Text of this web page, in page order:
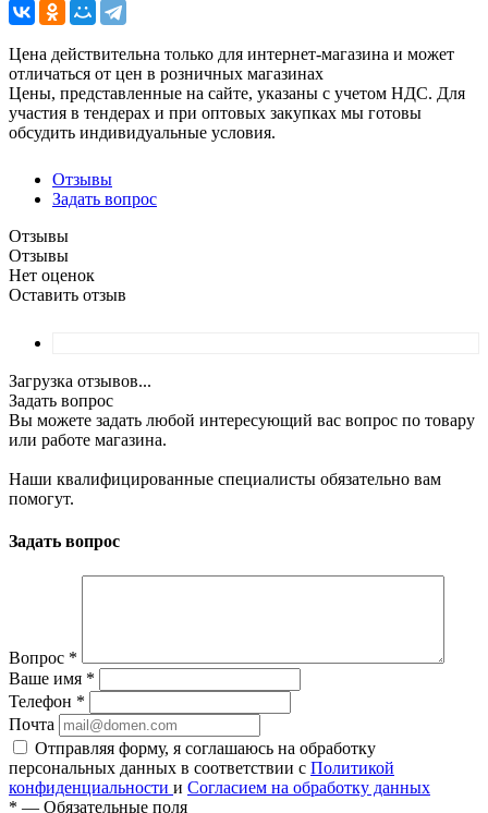
Цена действительна только для интернет-магазина и может
отличаться от цен в розничных магазинах
Цены, представленные на сайте, указаны с учетом НДС. Для
участия в тендерах и при оптовых закупках мы готовы
обсудить индивидуальные условия.
Отзывы
Задать вопрос
Отзывы
Отзывы
Нет оценок
Оставить отзыв
Загрузка отзывов...
Задать вопрос
Вы можете задать любой интересующий вас вопрос по товару
или работе магазина.
Наши квалифицированные специалисты обязательно вам
помогут.
Задать вопрос
Вопрос *
Ваше имя *
Телефон *
Почта
Отправляя форму, я соглашаюсь на обработку
персональных данных в соответствии с Политикой
конфиденциальности и Согласием на обработку данных
* — Обязательные поля